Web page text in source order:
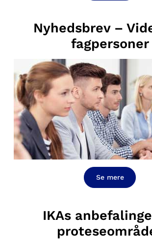
Nyhedsbrev –
fagpersoner
Se mere
IKAs